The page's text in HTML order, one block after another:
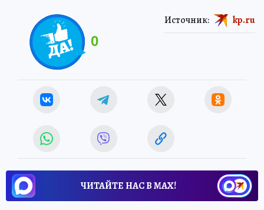
0
Источник: kp.ru
ЧИТАЙТЕ НАС В МАХ!